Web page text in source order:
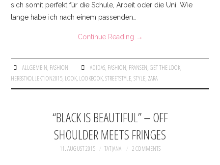
sich somit perfekt für die Schule, Arbeit oder die Uni. Wie
lange habe ich nach einem passenden…
Continue Reading →
ALLGEMEIN, FASHION ADIDAS, FASHION, FRANSEN,GET THE LOOK,
HERBSTKOLLEKTION2015, LOOK, LOOKBOOK,STREETSTYLE,STYLE, ZARA
“BLACK IS BEAUTIFUL” – OFF
SHOULDER MEETS FRINGES
11. AUGUST 2015 TATJANA 2 COMMENTS